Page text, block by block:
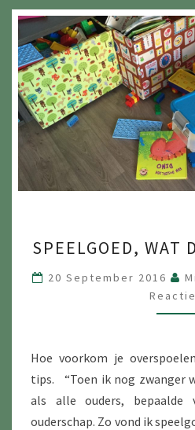
JE
SPEELGOED, WAT
20 September 2016
Hoe voorkom je
tips. “Toen ik nog zwanger
als alle ouders, bepaalde
ouderschap. Zo vond ik